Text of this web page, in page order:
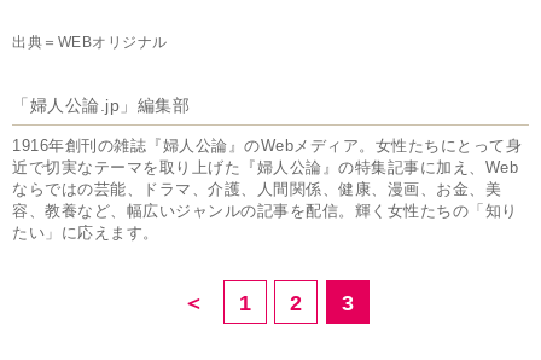
出典＝WEBオリジナル
「婦人公論.jp」編集部
1916年創刊の雑誌『婦人公論』のWebメディア。女性たちにとって身
近で切実なテーマを取り上げた『婦人公論』の特集記事に加え、Web
ならではの芸能、ドラマ、介護、人間関係、健康、漫画、お金、美
容、教養など、幅広いジャンルの記事を配信。輝く女性たちの「知り
たい」に応えます。
＜ 1 2 3